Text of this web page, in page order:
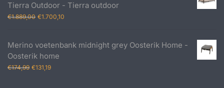
Tierra Outdoor - Tierra outdoor
€1.889,00 Oorspronkelijke
€1.889,00.
€1.700,10
€1.700,10.
Merino voetenbank midnight grey Oosterik Home -
Oosterik home
€174,99 Oorspronkelijke
€131,19Huidige